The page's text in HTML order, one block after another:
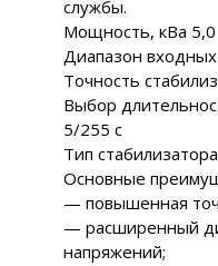
службы.
Мощность, кВа 5,0
Диапазон
Точность
Выбор
5/255 с
Тип
Основные
— повышенная
— расширенный
напряжений;